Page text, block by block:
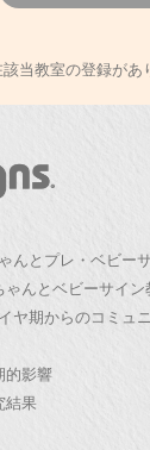
該当教室の登録があ
んとプレ・ベビー
ゃんとベビーサイン
ヤ期からのコミュ
的影響
結果